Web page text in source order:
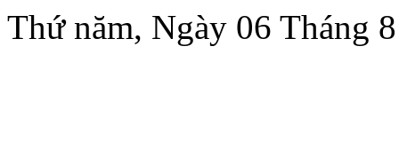
Thứ năm, Ngày 06 Tháng